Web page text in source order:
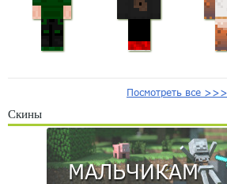
Посмотреть все >>>
Скины
МАЛЬЧИКАМ